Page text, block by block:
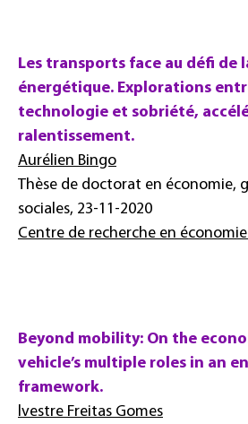
Les transports face au défi de
énergétique. Explorations
technologie et sobriété,
ralentissement.
Aurélien Bingo
Thèse de doctorat en économie,
sociales, 23-11-2020
Centre de recherche en
Beyond mobility: On the
vehicle’s multiple roles in an
framework.
lvestre Freitas Gomes